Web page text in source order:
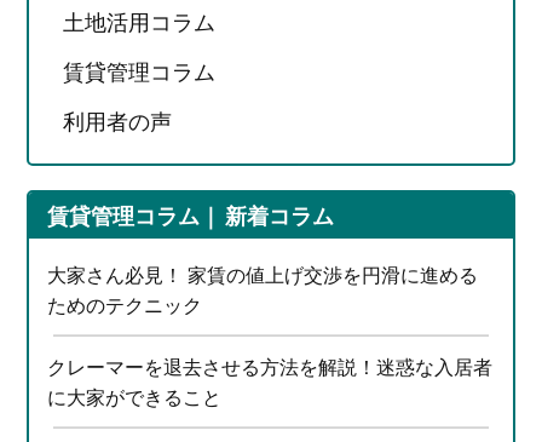
土地活用コラム
賃貸管理コラム
利用者の声
賃貸管理コラム 新着コラム
大家さん必見！ 家賃の値上げ交渉を円滑に進める
ためのテクニック
クレーマーを退去させる方法を解説！迷惑な入居者
に大家ができること